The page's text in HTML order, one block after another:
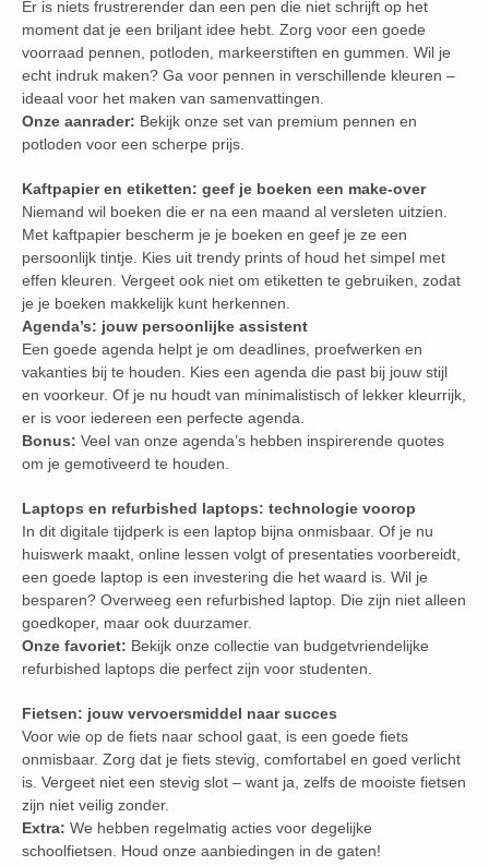
Er is niets frustrerender dan een pen die niet schrijft op het
moment dat je een briljant idee hebt. Zorg voor een goede
voorraad pennen, potloden, markeerstiften en gummen. Wil je
echt indruk maken? Ga voor pennen in verschillende kleuren –
ideaal voor het maken van samenvattingen.
Onze aanrader: Bekijk onze set van premium pennen en
potloden voor een scherpe prijs.
Kaftpapier en etiketten: geef je boeken een make-over
Niemand wil boeken die er na een maand al versleten uitzien.
Met kaftpapier bescherm je je boeken en geef je ze een
persoonlijk tintje. Kies uit trendy prints of houd het simpel met
effen kleuren. Vergeet ook niet om etiketten te gebruiken, zodat
je je boeken makkelijk kunt herkennen.
Agenda’s: jouw persoonlijke assistent
Een goede agenda helpt je om deadlines, proefwerken en
vakanties bij te houden. Kies een agenda die past bij jouw stijl
en voorkeur. Of je nu houdt van minimalistisch of lekker kleurrijk,
er is voor iedereen een perfecte agenda.
Bonus: Veel van onze agenda’s hebben inspirerende quotes
om je gemotiveerd te houden.
Laptops en refurbished laptops: technologie voorop
In dit digitale tijdperk is een laptop bijna onmisbaar. Of je nu
huiswerk maakt, online lessen volgt of presentaties voorbereidt,
een goede laptop is een investering die het waard is. Wil je
besparen? Overweeg een refurbished laptop. Die zijn niet alleen
goedkoper, maar ook duurzamer.
Onze favoriet: Bekijk onze collectie van budgetvriendelijke
refurbished laptops die perfect zijn voor studenten.
Fietsen: jouw vervoersmiddel naar succes
Voor wie op de fiets naar school gaat, is een goede fiets
onmisbaar. Zorg dat je fiets stevig, comfortabel en goed verlicht
is. Vergeet niet een stevig slot – want ja, zelfs de mooiste fietsen
zijn niet veilig zonder.
Extra: We hebben regelmatig acties voor degelijke
schoolfietsen. Houd onze aanbiedingen in de gaten!